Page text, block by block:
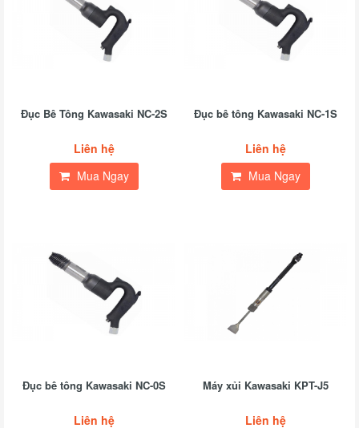
Đục Bê Tông Kawasaki NC-2S
Liên hệ
Mua Ngay
Đục bê tông Kawasaki NC-1S
Liên hệ
Mua Ngay
Đục bê tông Kawasaki NC-0S
Liên hệ
Máy xủi Kawasaki KPT-J5
Liên hệ